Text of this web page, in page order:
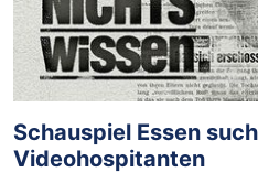
Schauspiel Essen
Videohospitanten